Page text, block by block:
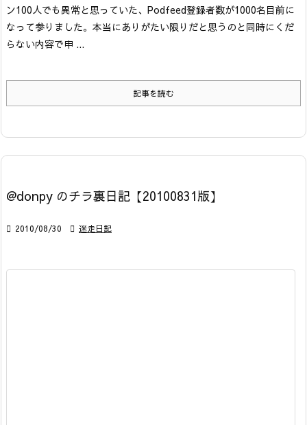
ン100人でも異常と思っていた、Podfeed登録者数が1000名目前に
なって参りました。本当にありがたい限りだと思うのと同時にくだ
らない内容で申 ...
記事を読む
@donpy のチラ裏日記【20100831版】
 2010/08/30  迷走日記